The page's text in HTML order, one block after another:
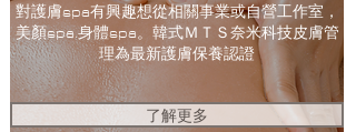
對護膚spa有興趣想從相關事業或自營工作室，
美顏spa.身體spa。​韓式ＭＴＳ奈米科技皮膚管
理為最新護膚保養認證
了解更多